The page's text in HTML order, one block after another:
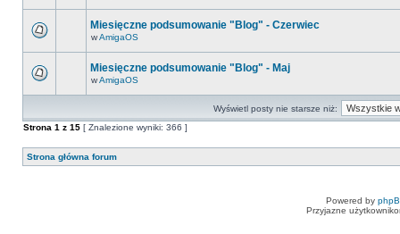
Miesięczne podsumowanie "Blog" - Czerwiec
wAmigaOS
Miesięczne podsumowanie "Blog" - Maj
wAmigaOS
Wyświetl posty nie starsze niż:
Strona 1 z 15 [ Znalezione wyniki: 366 ]
Strona główna forum
Powered by
Przyjazne